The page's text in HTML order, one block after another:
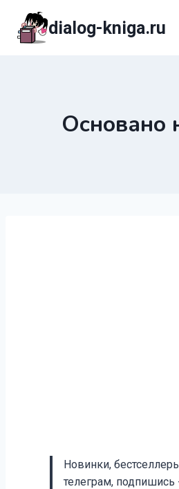
содержимому
dialog-kniga.ru
Основано
Новинки,
телеграм, подпишись